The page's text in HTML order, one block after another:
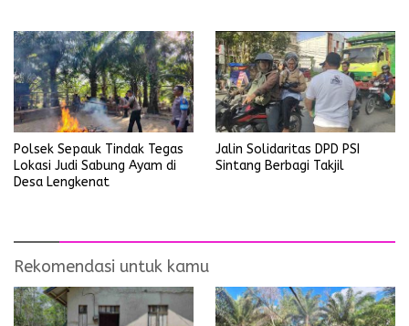
Polsek Sepauk Tindak Tegas
Lokasi Judi Sabung Ayam di
Desa Lengkenat
Jalin Solidaritas DPD PSI
Sintang Berbagi Takjil
Rekomendasi untuk kamu